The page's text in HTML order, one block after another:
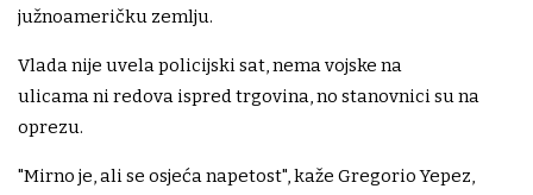
južnoameričku zemlju.
Vlada nije uvela policijski sat, nema vojske na
ulicama ni redova ispred trgovina, no stanovnici su na
oprezu.
"Mirno je, ali se osjeća napetost", kaže Gregorio Yepez,